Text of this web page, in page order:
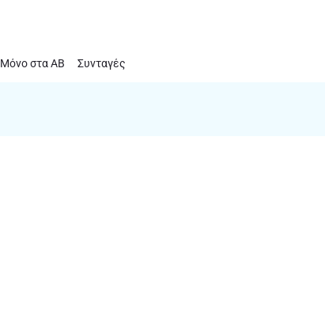
Μόνο στα ΑΒ Συνταγές